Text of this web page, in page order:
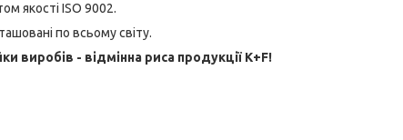
якості ISO 9002.
по всьому світу.
виробів - відмінна риса продукції K+F!